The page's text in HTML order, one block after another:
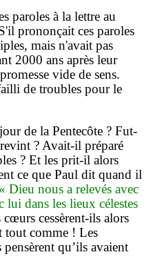
paroles à la lettre au
prononçait ces paroles
mais n'avait pas
2000 ans après leur
vide de sens.
de troubles pour le
de la Pentecôte ? Fut-
? Avait-il préparé
? Et les prit-il alors
ce que Paul dit quand il
« Dieu nous a relevés avec
lui dans les lieux célestes
cessèrent-ils alors
tout comme ! Les
qu’ils avaient